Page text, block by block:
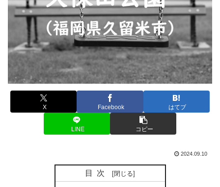
X Facebook はてブ
LINE コピー
2024.09.10
目次